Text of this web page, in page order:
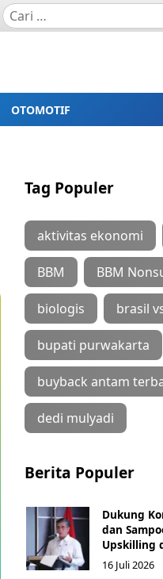
OTOMOTIF
Tag Populer
aktivitas ekonomi
BBM BBM
biologis brasil
bupati purwakarta
buyback antam
dedi mulyadi
Berita Populer
Dukung
dan
Upskilling
16 Juli 2026